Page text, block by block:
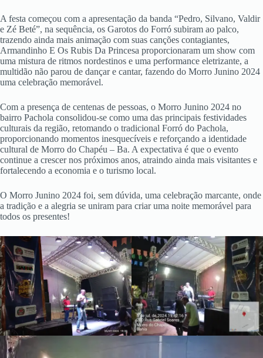
A festa começou com a apresentação da banda “Pedro, Silvano, Valdir
e Zé Beté”, na sequência, os Garotos do Forró subiram ao palco,
trazendo ainda mais animação com suas canções contagiantes,
Armandinho E Os Rubis Da Princesa proporcionaram um show com
uma mistura de ritmos nordestinos e uma performance eletrizante, a
multidão não parou de dançar e cantar, fazendo do Morro Junino 2024
uma celebração memorável.
Com a presença de centenas de pessoas, o Morro Junino 2024 no
bairro Pachola consolidou-se como uma das principais festividades
culturais da região, retomando o tradicional Forró do Pachola,
proporcionando momentos inesquecíveis e reforçando a identidade
cultural de Morro do Chapéu – Ba. A expectativa é que o evento
continue a crescer nos próximos anos, atraindo ainda mais visitantes e
fortalecendo a economia e o turismo local.
O Morro Junino 2024 foi, sem dúvida, uma celebração marcante, onde
a tradição e a alegria se uniram para criar uma noite memorável para
todos os presentes!